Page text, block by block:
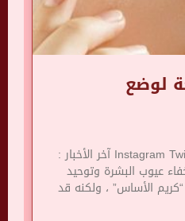
لوضع
Instagram Twitter Snapchat Youtube آخر الأخبار :
عيوب البشرة وتوحيد
الأساس” ، ولكنه قد